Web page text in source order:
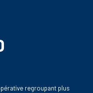
regroupant plus